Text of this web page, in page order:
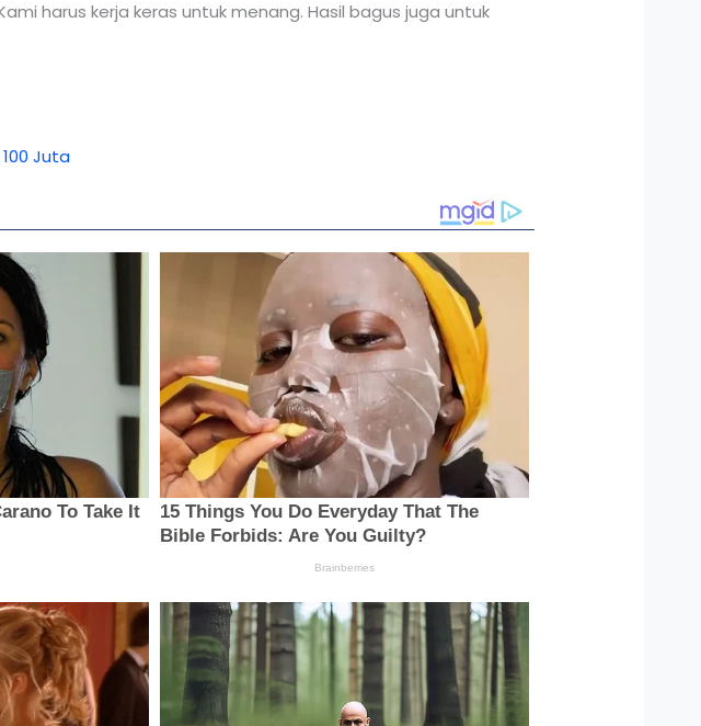
harus kerja keras untuk menang. Hasil bagus juga untuk
Juta